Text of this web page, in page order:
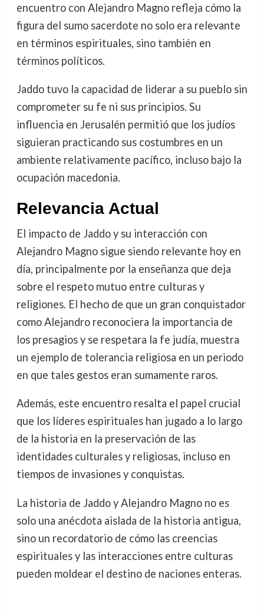
encuentro con Alejandro Magno refleja cómo la
figura del sumo sacerdote no solo era relevante
en términos espirituales, sino también en
términos políticos.
Jaddo tuvo la capacidad de liderar a su pueblo sin
comprometer su fe ni sus principios. Su
influencia en Jerusalén permitió que los judíos
siguieran practicando sus costumbres en un
ambiente relativamente pacífico, incluso bajo la
ocupación macedonia.
Relevancia Actual
El impacto de Jaddo y su interacción con
Alejandro Magno sigue siendo relevante hoy en
día, principalmente por la enseñanza que deja
sobre el respeto mutuo entre culturas y
religiones. El hecho de que un gran conquistador
como Alejandro reconociera la importancia de
los presagios y se respetara la fe judía, muestra
un ejemplo de tolerancia religiosa en un periodo
en que tales gestos eran sumamente raros.
Además, este encuentro resalta el papel crucial
que los líderes espirituales han jugado a lo largo
de la historia en la preservación de las
identidades culturales y religiosas, incluso en
tiempos de invasiones y conquistas.
La historia de Jaddo y Alejandro Magno no es
solo una anécdota aislada de la historia antigua,
sino un recordatorio de cómo las creencias
espirituales y las interacciones entre culturas
pueden moldear el destino de naciones enteras.